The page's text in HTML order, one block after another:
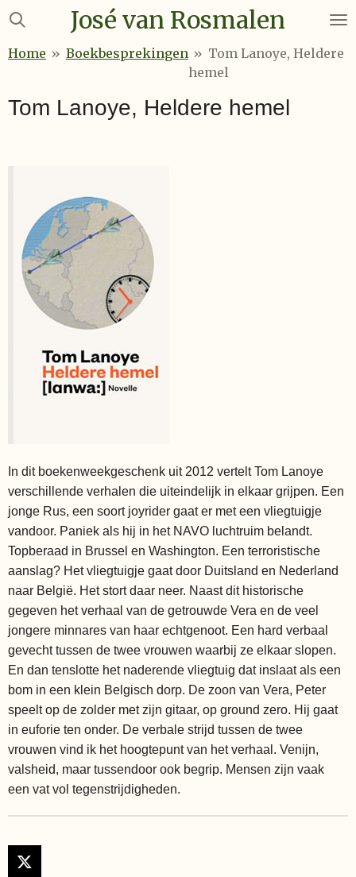
Ga
naar
José van Rosmalen
Home » Boekbesprekingen » Tom Lanoye, Heldere
hemel
Tom Lanoye, Heldere hemel
In dit boekenweekgeschenk uit 2012 vertelt Tom Lanoye
verschillende verhalen die uiteindelijk in elkaar grijpen. Een
jonge Rus, een soort joyrider gaat er met een vliegtuigje
vandoor. Paniek als hij in het NAVO luchtruim belandt.
Topberaad in Brussel en Washington. Een terroristische
aanslag? Het vliegtuigje gaat door Duitsland en Nederland
naar België. Het stort daar neer. Naast dit historische
gegeven het verhaal van de getrouwde Vera en de veel
jongere minnares van haar echtgenoot. Een hard verbaal
gevecht tussen de twee vrouwen waarbij ze elkaar slopen.
En dan tenslotte het naderende vliegtuig dat inslaat als een
bom in een klein Belgisch dorp. De zoon van Vera, Peter
speelt op de zolder met zijn gitaar, op ground zero. Hij gaat
in euforie ten onder. De verbale strijd tussen de twee
vrouwen vind ik het hoogtepunt van het verhaal. Venijn,
valsheid, maar tussendoor ook begrip. Mensen zijn vaak
een vat vol tegenstrijdigheden.
X